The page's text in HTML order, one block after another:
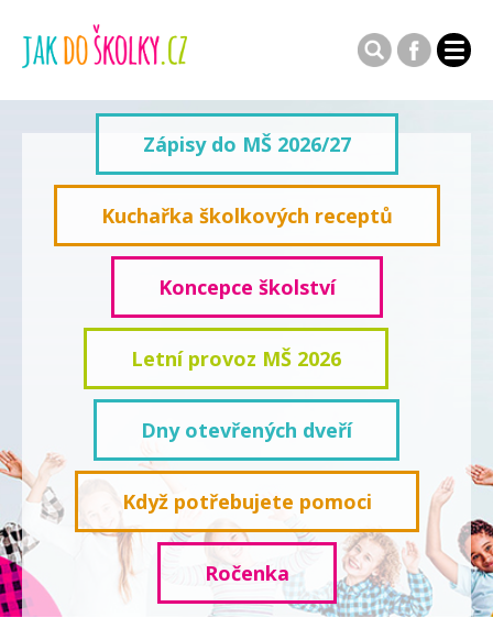
Zápisy do MŠ 2026/27
Kuchařka školkových receptů
Koncepce školství
Letní provoz MŠ 2026
Dny otevřených dveří
Když potřebujete pomoci
Ročenka